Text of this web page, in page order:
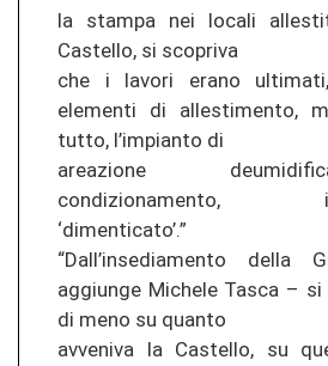
la stampa nei locali
Castello, si scopriva
che i lavori erano ultimati,
elementi di allestimento,
tutto, l’impianto di
areazione
condizionamento,
‘dimenticato’.”
“Dall’insediamento della
aggiunge Michele Tasca –
di meno su quanto
avveniva la Castello, su